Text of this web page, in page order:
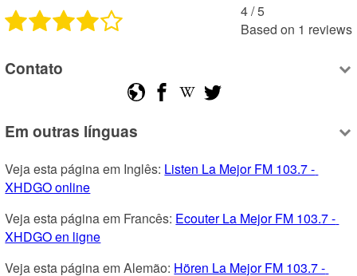
4 /5
Based on 1 reviews
Contato
Em outras línguas
Veja esta página em Inglês: Listen La Mejor FM 103.7 -
XHDGO online
Veja esta página em Francês: Ecouter La Mejor FM 103.7 -
XHDGO en ligne
Veja esta página em Alemão: Hören La Mejor FM 103.7 -